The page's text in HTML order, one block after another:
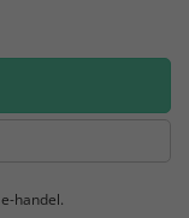
handel.